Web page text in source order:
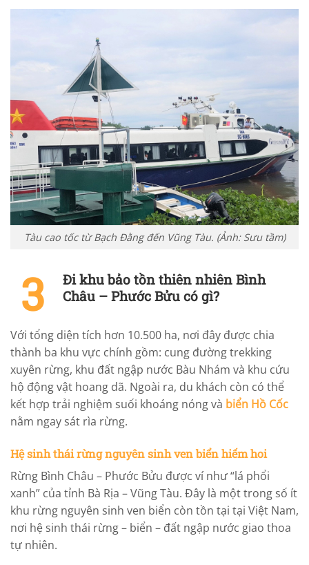
Tàu cao tốc từ Bạch Đằng đến Vũng Tàu. (Ảnh: Sưu tầm)
Đi khu bảo tồn thiên nhiên Bình
Châu – Phước Bửu có gì?
Với tổng diện tích hơn 10.500 ha, nơi đây được chia
thành ba khu vực chính gồm: cung đường trekking
xuyên rừng, khu đất ngập nước Bàu Nhám và khu cứu
hộ động vật hoang dã. Ngoài ra, du khách còn có thể
kết hợp trải nghiệm suối khoáng nóng và biển Hồ Cốc
nằm ngay sát rìa rừng.
Hệ sinh thái rừng nguyên sinh ven biển hiếm hoi
Rừng Bình Châu – Phước Bửu được ví như “lá phổi
xanh” của tỉnh Bà Rịa – Vũng Tàu. Đây là một trong số ít
khu rừng nguyên sinh ven biển còn tồn tại tại Việt Nam,
nơi hệ sinh thái rừng – biển – đất ngập nước giao thoa
tự nhiên.